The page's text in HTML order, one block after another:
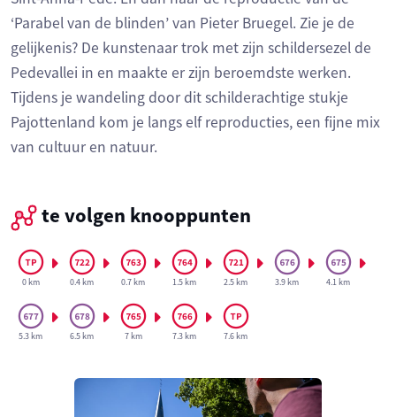
‘Parabel van de blinden’ van Pieter Bruegel. Zie je de
gelijkenis? De kunstenaar trok met zijn schildersezel de
Pedevallei in en maakte er zijn beroemdste werken.
Tijdens je wandeling door dit schilderachtige stukje
Pajottenland kom je langs elf reproducties, een fijne mix
van cultuur en natuur.
te volgen knooppunten
0 km 0.4 km 0.7 km 1.5 km 2.5 km 3.9 km 4.1 km
5.3 km 6.5 km 7 km 7.3 km 7.6 km